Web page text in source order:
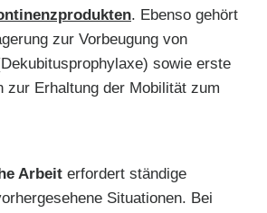
. Ebenso gehört
zur Vorbeugung von
sowie erste
zur Erhaltung der Mobilität zum
Arbeit erfordert ständige
Situationen. Bei